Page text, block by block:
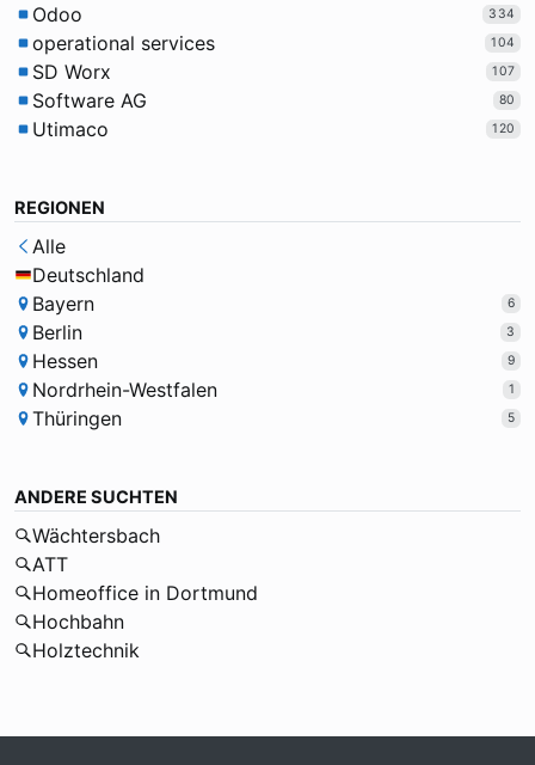
Odoo 334
operational services 104
SD Worx 107
Software AG 80
Utimaco 120
REGIONEN
Alle
Deutschland
Bayern
6
Berlin 3
Hessen 9
Nordrhein-Westfalen 1
Thüringen 5
ANDERE SUCHTEN
Wächtersbach
ATT
Homeoffice in Dortmund
Hochbahn
Holztechnik